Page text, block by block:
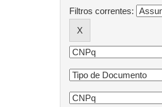
Filtros correntes: